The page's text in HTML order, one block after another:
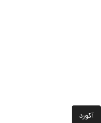
آکورد